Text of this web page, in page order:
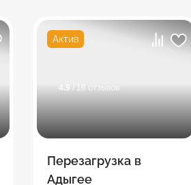
Актив
4.9 / 16 отзывов
Перезагрузка в
Адыгее